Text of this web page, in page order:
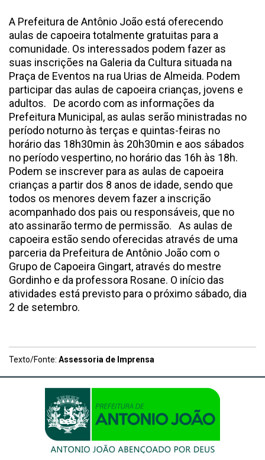
A Prefeitura de Antônio João está oferecendo
aulas de capoeira totalmente gratuitas para a
comunidade. Os interessados podem fazer as
suas inscrições na Galeria da Cultura situada na
Praça de Eventos na rua Urias de Almeida. Podem
participar das aulas de capoeira crianças, jovens e
adultos. De acordo com as informações da
Prefeitura Municipal, as aulas serão ministradas no
período noturno às terças e quintas-feiras no
horário das 18h30min às 20h30min e aos sábados
no período vespertino, no horário das 16h às 18h.
Podem se inscrever para as aulas de capoeira
crianças a partir dos 8 anos de idade, sendo que
todos os menores devem fazer a inscrição
acompanhado dos pais ou responsáveis, que no
ato assinarão termo de permissão. As aulas de
capoeira estão sendo oferecidas através de uma
parceria da Prefeitura de Antônio João com o
Grupo de Capoeira Gingart, através do mestre
Gordinho e da professora Rosane. O início das
atividades está previsto para o próximo sábado, dia
2 de setembro.
Texto/Fonte: Assessoria de Imprensa